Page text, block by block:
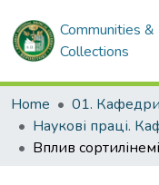
Communities &
Collections
Home 01. Кафедри